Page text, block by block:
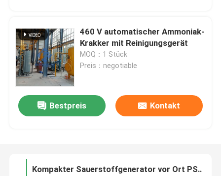
Zu Hause
Produkte
460 V automatischer Ammoniak-
Krakker mit Reinigungsgerät
MOQ：1 Stück
Preis：negotiable
Bestpreis Kontakt
ISO13485 Medizinisch zertifizierter PSA Medizinischer Sauerstoffgenerator für Krankenhäuser